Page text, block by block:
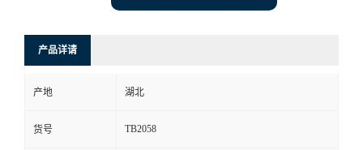
产品详请
产地 湖北
货号 TB2058